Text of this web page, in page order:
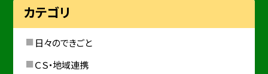
カテゴリ
日々のできごと
ＣＳ・地域連携